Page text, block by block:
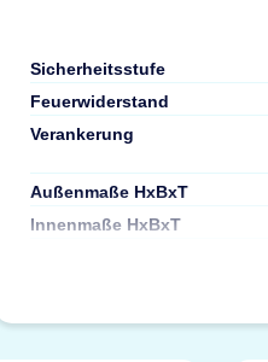
Sicherheitsstufe
Feuerwiderstand
Verankerung
Außenmaße HxBxT
Innenmaße HxBxT